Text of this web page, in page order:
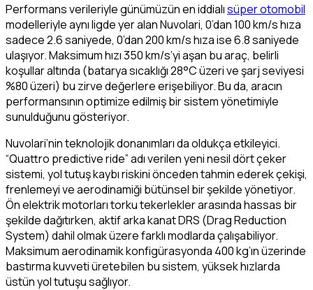
Performans verileriyle günümüzün en iddialısüper otomobil
modelleriyle aynı ligde yer alan Nuvolari, 0’dan 100 km/s hıza
sadece 2.6 saniyede, 0’dan 200 km/s hıza ise 6.8 saniyede
ulaşıyor. Maksimum hızı 350 km/s’yi aşan bu araç, belirli
koşullar altında (batarya sıcaklığı 28°C üzeri ve şarj seviyesi
%80 üzeri) bu zirve değerlere erişebiliyor. Bu da, aracın
performansının optimize edilmiş bir sistem yönetimiyle
sunulduğunu gösteriyor.
Nuvolari’nin teknolojik donanımları da oldukça etkileyici.
“Quattro predictive ride” adı verilen yeni nesil dört çeker
sistemi, yol tutuş kaybı riskini önceden tahmin ederek çekişi,
frenlemeyi ve aerodinamiği bütünsel bir şekilde yönetiyor.
Ön elektrik motorları torku tekerlekler arasında hassas bir
şekilde dağıtırken, aktif arka kanat DRS (Drag Reduction
System) dahil olmak üzere farklı modlarda çalışabiliyor.
Maksimum aerodinamik konfigürasyonda 400 kg’ın üzerinde
bastırma kuvveti üretebilen bu sistem, yüksek hızlarda
üstün yol tutuşu sağlıyor.